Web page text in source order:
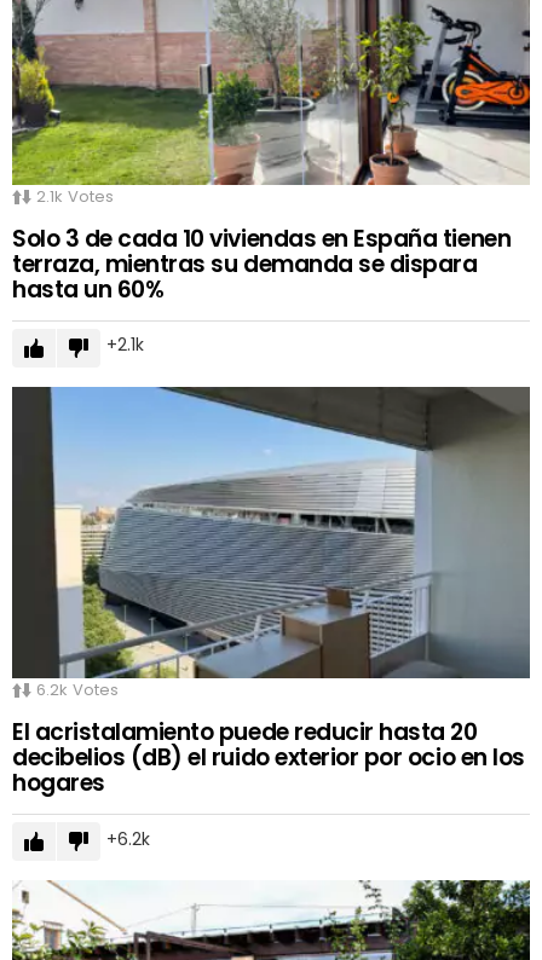
2.1k Votes
Solo 3 de cada 10 viviendas en España tienen
terraza, mientras su demanda se dispara
hasta un 60%
2.1k
6.2k Votes
El acristalamiento puede reducir hasta 20
decibelios (dB) el ruido exterior por ocio en los
hogares
6.2k